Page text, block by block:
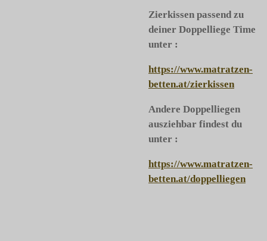
Zierkissen passend zu
deiner Doppelliege Time
unter :
https://www.matratzen-
betten.at/zierkissen
Andere Doppelliegen
ausziehbar findest du
unter :
https://www.matratzen-
betten.at/doppelliegen